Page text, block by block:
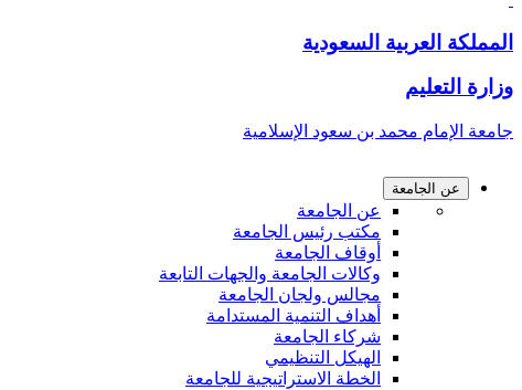
المملكة العربية السعودية
وزارة التعليم
جامعة الإمام محمد بن سعود الإسلامية
عن الجامعة
عن الجامعة
مكتب رئيس الجامعة
أوقاف الجامعة
وكالات الجامعة والجهات التابعة
مجالس ولجان الجامعة
أهداف التنمية المستدامة
شركاء الجامعة
الهيكل التنظيمي
الخطة الاستراتيجية للجامعة